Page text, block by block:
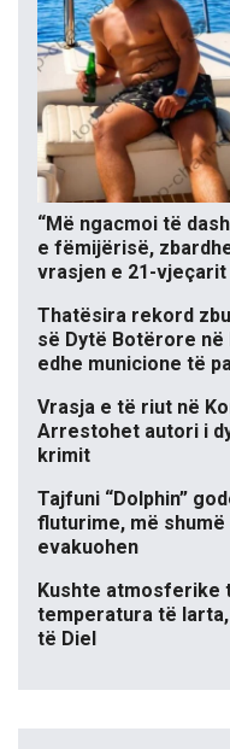
“Më ngacmoi të
e fëmijërisë,
vrasjen e 21-vjeçarit
Thatësira rekord
së Dytë Botërore në
edhe municione të
Vrasja e të riut në
Arrestohet autori i
krimit
Tajfuni “Dolphin”
fluturime, më
evakuohen
Kushte atmosferike
temperatura të
të Diel